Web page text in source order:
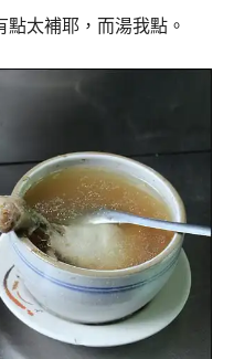
太補耶，而湯我點。